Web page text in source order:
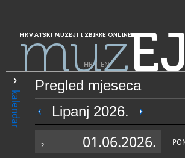
HRVATSKI MUZEJI I ZBIRKE ONLINE
muz
HR| EN
kalendar
Pregled mjeseca
Lipanj 2026.
2 01.06.2026.
PRETRAŽIVANJE
Grad Zagreb
Samostalna
"Jozo Kljaković"